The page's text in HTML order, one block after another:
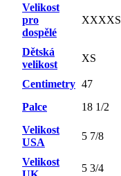
Velikost
pro
dospělé
XXXXS
Dětská
velikost
XS
Centimetry 47
Palce
18 1/2
Velikost
USA
5 7/8
Velikost
5 3/4